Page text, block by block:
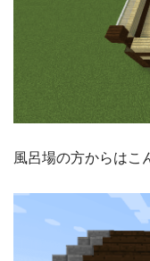
風呂場の方からはこ